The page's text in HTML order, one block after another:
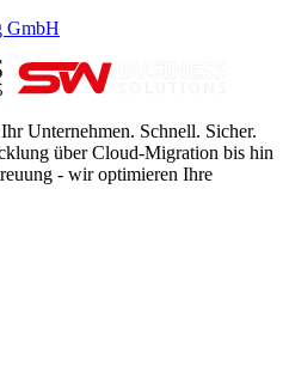
GmbH
Unternehmen. Schnell. Sicher.
über Cloud-Migration bis hin
- wir optimieren Ihre